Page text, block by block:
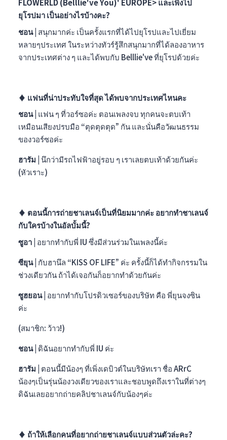
FLOWERLD (Belllie've You)' EUROPE> และเพิ่งไป
ยุโรปมา เป็นอย่างไรบ้างคะ?
ชอน | สนุกมากค่ะ เป็นครั้งแรกที่ได้ไปยุโรปและไปเยี่ยม
หลายๆประเทศ ในระหว่างทัวร์รู้สึกสนุกมากที่ได้ลองอาหาร
จากประเทศต่าง ๆ และได้พบกับ Belllie'veที่ยุโรปด้วยค่ะ
♦︎ แฟนที่น่าประทับใจที่สุด ได้พบจากประเทศไหนคะ
ชอน | แฟน ๆ ที่วอร์ซอค่ะ ตอนเพลงจบ ทุกคนจะตบเท้า
เหมือนเสียงปรบมือ “ตุดตุดตุด” กัน และนั่นคือวัฒนธรรม
ของวอร์ซอค่ะ
ฮารัม | นึกว่ามีรถไฟฟ้าอยู่รอบ ๆ เราเลยตบเท้าด้วยกันค่ะ
(หัวเราะ)
♦︎ ตอนนี้การถ่ายชาเลนจ์เป็นที่นิยมมากค่ะ อยากทำชาเลนจ์
กับใครบ้างในอัลบั้มนี้?
ซูอา | อยากทำกับพี่ IU ซึ่งมีส่วนร่วมในเพลงนี้ค่ะ
ซียุน | กับฮานึล “KISS OF LIFE” ค่ะ ครั้งนี้ก็ได้ทำกิจกรรมใน
ช่วงเดียวกัน ถ้าได้เจอกันก็อยากทำด้วยกันค่ะ
ซูฮยอน | อยากทำกับโปรดิวเซอร์ของบริษัท คือ พี่ยุนจงซิน
ค่ะ
(สมาชิก: ว้าว!)
ชอน | ดิฉันอยากทำกับพี่ IU ค่ะ
ฮารัม | ตอนนี้มีน้องๆ ที่เพิ่งเดบิวต์ในบริษัทเรา ชื่อ ARrC
น้องๆเป็นรุ่นน้องวงเดียวของเราและชอบพูดถึงเราในที่ต่างๆ
ดิฉันเลยอยากถ่ายคลิปชาเลนจ์กับน้องๆค่ะ
♦︎ ถ้าให้เลือกคนที่อยากถ่ายชาเลนจ์แบบส่วนตัวล่ะคะ?